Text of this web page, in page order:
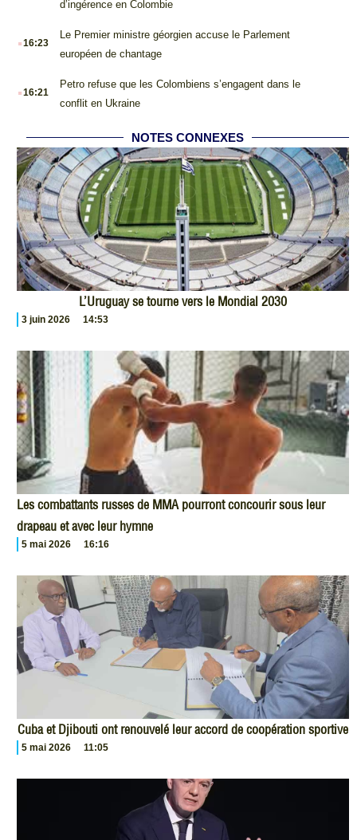
d’ingérence en Colombie
.16:23
Le Premier ministre géorgien accuse le Parlement
européen de chantage
.16:21
Petro refuse que les Colombiens s’engagent dans le
conflit en Ukraine
NOTES CONNEXES
L’Uruguay se tourne vers le Mondial 2030
3 juin 2026 14:53
Les combattants russes de MMA pourront concourir sous leur
drapeau et avec leur hymne
5 mai 2026 16:16
Cuba et Djibouti ont renouvelé leur accord de coopération sportive
5 mai 2026 11:05